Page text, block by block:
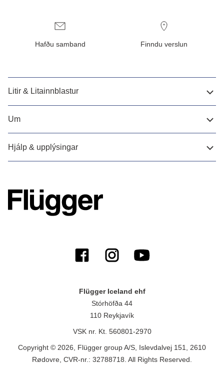
Hafðu samband Finndu verslun
Litir & Litainnblastur
Um
Hjálp & upplýsingar
Flügger Iceland ehf
Stórhöfða 44
110 Reykjavík
VSK nr. Kt. 560801-2970
Copyright © 2026, Flügger group A/S, Islevdalvej 151, 2610
Rødovre, CVR-nr.: 32788718. All Rights Reserved.